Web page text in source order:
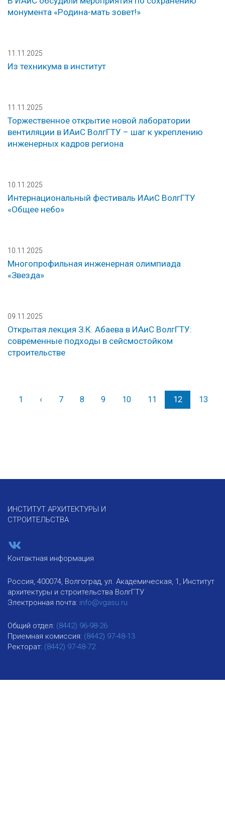
монумента «Родина-мать зовет!»
11.11.2025
Из техникума в институт
11.11.2025
Торжественное открытие новой лаборатории
вентиляции в ИАиС ВолгГТУ – шаг к укреплению
инженерных кадров региона
10.11.2025
Интернациональный фестиваль ИАиС ВолгГТУ
«Общее небо»
10.11.2025
Многопрофильная инженерная олимпиада
«Звезда»
09.11.2025
Открытая лекция З.К. Абаева в ИАиС ВолгГТУ:
современные подходы в сейсмостойком
строительстве
1 ‹Назад
7 8 9 10 11 12 13
ИНСТИТУТ АРХИТЕКТУРЫ И
СТРОИТЕЛЬСТВА
Контактная информация
Россия, 400074, Волгоград, ул. Академическая, 1, Институт
архитектуры и строительства ВолгГТУ
Электронная почта: info@vgasu.ru
Общий отдел: (8442) 96-98-26
Приемная комиссия: (8442) 97-48-13
Ректорат: (8442) 97-48-72